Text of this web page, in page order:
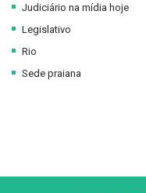
Judiciário na mídia hoje
Legislativo
Rio
Sede praiana